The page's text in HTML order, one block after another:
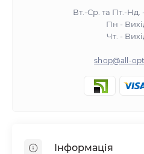
Вт.-Ср. та Пт.-Нд.
Пн -
Чт. -
shop@all-
Інформація